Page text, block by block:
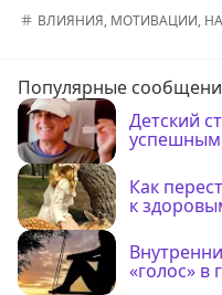
ВЛИЯНИЯ, МОТИВАЦИИ,
Популярные
Детский
успешным
Как
к
«голос» в